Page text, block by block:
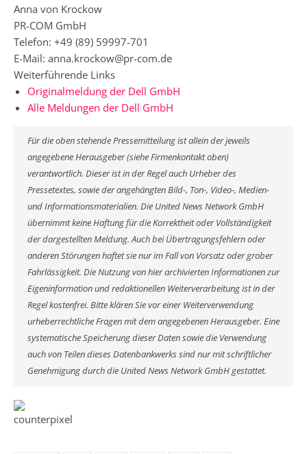
Anna von Krockow
PR-COM GmbH
Telefon: +49 (89) 59997-701
E-Mail: anna.krockow@pr-com.de
Weiterführende Links
Originalmeldung der Dell GmbH
Alle Meldungen der Dell GmbH
Für die oben stehende Pressemitteilung ist allein der jeweils
angegebene Herausgeber (siehe Firmenkontakt oben)
verantwortlich. Dieser ist in der Regel auch Urheber des
Pressetextes, sowie der angehängten Bild-, Ton-, Video-, Medien-
und Informationsmaterialien. Die United News Network GmbH
übernimmt keine Haftung für die Korrektheit oder Vollständigkeit
der dargestellten Meldung. Auch bei Übertragungsfehlern oder
anderen Störungen haftet sie nur im Fall von Vorsatz oder grober
Fahrlässigkeit. Die Nutzung von hier archivierten Informationen zur
Eigeninformation und redaktionellen Weiterverarbeitung ist in der
Regel kostenfrei. Bitte klären Sie vor einer Weiterverwendung
urheberrechtliche Fragen mit dem angegebenen Herausgeber. Eine
systematische Speicherung dieser Daten sowie die Verwendung
auch von Teilen dieses Datenbankwerks sind nur mit schriftlicher
Genehmigung durch die United News Network GmbH gestattet.